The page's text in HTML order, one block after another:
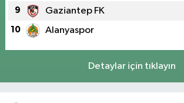
9 Gaziantep FK
10 Alanyaspor
Detaylar için tıklayın